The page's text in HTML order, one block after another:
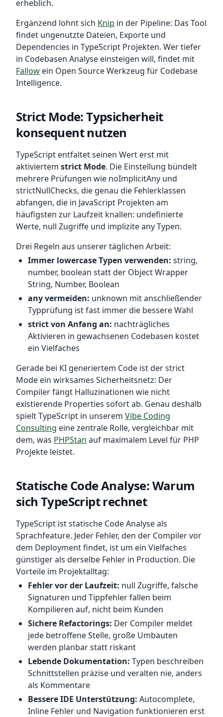
erheblich.
Ergänzend lohnt sich Knip in der Pipeline: Das Tool
findet ungenutzte Dateien, Exporte und
Dependencies in TypeScript Projekten. Wer tiefer
in Codebasen Analyse einsteigen will, findet mit
Fallow ein Open Source Werkzeug für Codebase
Intelligence.
Strict Mode: Typsicherheit
konsequent nutzen
TypeScript entfaltet seinen Wert erst mit
aktiviertem strict Mode. Die Einstellung bündelt
mehrere Prüfungen wie noImplicitAny und
strictNullChecks, die genau die Fehlerklassen
abfangen, die in JavaScript Projekten am
häufigsten zur Laufzeit knallen: undefinierte
Werte, null Zugriffe und implizite any Typen.
Drei Regeln aus unserer täglichen Arbeit:
Immer lowercase Typen verwenden: string,
number, boolean statt der Object Wrapper
String, Number, Boolean
any vermeiden: unknown mit anschließender
Typprüfung ist fast immer die bessere Wahl
strict von Anfang an: nachträgliches
Aktivieren in gewachsenen Codebasen kostet
ein Vielfaches
Gerade bei KI generiertem Code ist der strict
Mode ein wirksames Sicherheitsnetz: Der
Compiler fängt Halluzinationen wie nicht
existierende Properties sofort ab. Genau deshalb
spielt TypeScript in unserem Vibe Coding
Consulting eine zentrale Rolle, vergleichbar mit
dem, was PHPStan auf maximalem Level für PHP
Projekte leistet.
Statische Code Analyse: Warum
sich TypeScript rechnet
TypeScript ist statische Code Analyse als
Sprachfeature. Jeder Fehler, den der Compiler vor
dem Deployment findet, ist um ein Vielfaches
günstiger als derselbe Fehler in Production. Die
Vorteile im Projektalltag:
Fehler vor der Laufzeit: null Zugriffe, falsche
Signaturen und Tippfehler fallen beim
Kompilieren auf, nicht beim Kunden
Sichere Refactorings: Der Compiler meldet
jede betroffene Stelle, große Umbauten
werden planbar statt riskant
Lebende Dokumentation: Typen beschreiben
Schnittstellen präzise und veralten nie, anders
als Kommentare
Bessere IDE Unterstützung: Autocomplete,
Inline Fehler und Navigation funktionieren erst